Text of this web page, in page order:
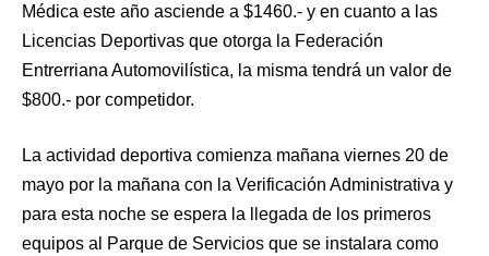
Médica este año asciende a $1460.- y en cuanto a las
Licencias Deportivas que otorga la Federación
Entrerriana Automovilística, la misma tendrá un valor de
$800.- por competidor.
La actividad deportiva comienza mañana viernes 20 de
mayo por la mañana con la Verificación Administrativa y
para esta noche se espera la llegada de los primeros
equipos al Parque de Servicios que se instalara como